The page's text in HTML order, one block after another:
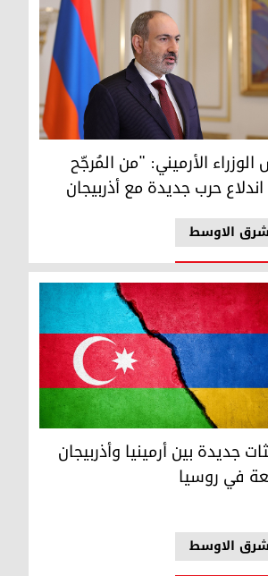
إلهام علييف
الأرميني نيكول باشينيان
الاوسط
الأرميني: "من المُرجّح
حرب جديدة مع أذربيجان
الانسحاب من ممر
جديدة بين أرمينيا وأذربيجان الجمعة في
الاوسط
جديدة بين أرمينيا وأذربيجان
في روسيا